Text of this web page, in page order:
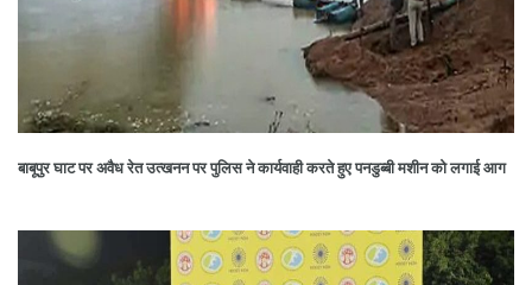
बाबूपुर घाट पर अवैध रेत उत्खनन पर पुलिस ने कार्यवाही करते हुए पनडुब्बी मशीन को लगाई आग